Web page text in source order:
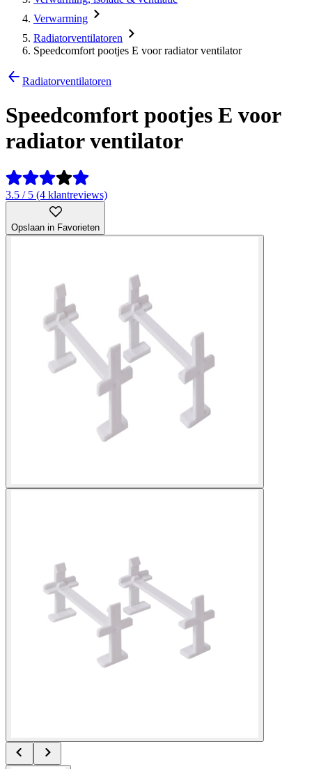
Verwarming
Radiatorventilatoren
Speedcomfort pootjes E voor radiator ventilator
Radiatorventilatoren
Speedcomfort pootjes E voor
radiator ventilator
3.5 / 5 (4 klantreviews)
Opslaan in Favorieten